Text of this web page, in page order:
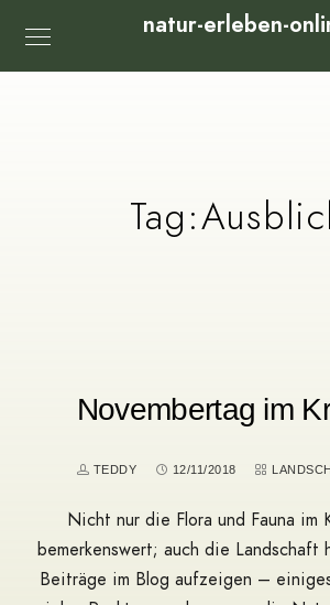
natur-erleben-
Tag:
Novembertag im
TEDDY 12/11/2018
Nicht nur die Flora und Fauna im
bemerkenswert; auch die
Beiträge im Blog aufzeigen –